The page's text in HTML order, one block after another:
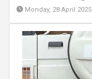
Monday, 28 April 2025